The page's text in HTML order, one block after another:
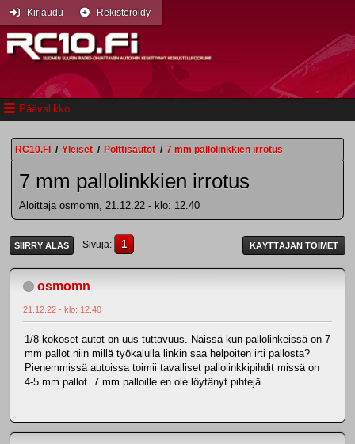
Päävalikko
Kirjaudu Rekisteröidy
RC10.FI / Yleiset / Polttisautot / 7 mm pallolinkkien irrotus
7 mm pallolinkkien irrotus
Aloittaja osmomn, 21.12.22 - klo: 12.40
SIIRRY ALAS Sivuja 1 KÄYTTÄJÄN TOIMET
osmomn
21.12.22 - klo: 12.40
1/8 kokoset autot on uus tuttavuus. Näissä kun pallolinkeissä on 7
mm pallot niin millä työkalulla linkin saa helpoiten irti pallosta?
Pienemmissä autoissa toimii tavalliset pallolinkkipihdit missä on
4-5 mm pallot. 7 mm palloille en ole löytänyt pihtejä.